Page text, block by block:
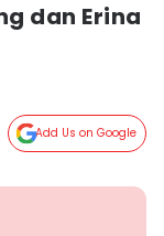
dan Erina
Add Us on Google